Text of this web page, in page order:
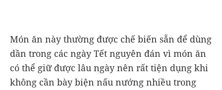
Món ăn này thường được chế biến sẵn để dùng
dần trong các ngày Tết nguyên đán vì món ăn
có thể giữ được lâu ngày nên rất tiện dụng khi
không cần bày biện nấu nướng nhiều trong